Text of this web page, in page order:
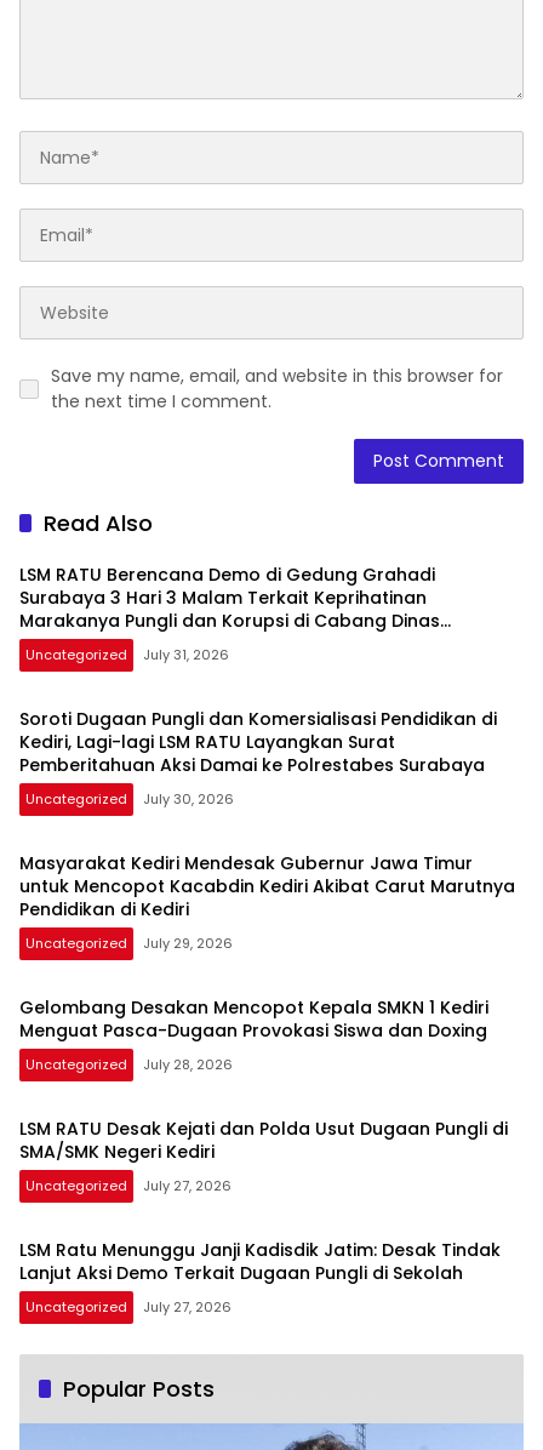
Save my name, email, and website in this browser for
the next time I comment.
Read Also
LSM RATU Berencana Demo di Gedung Grahadi
Surabaya 3 Hari 3 Malam Terkait Keprihatinan
Marakanya Pungli dan Korupsi di Cabang Dinas
Pendidikan Kediri
Uncategorized July 31, 2026
Soroti Dugaan Pungli dan Komersialisasi Pendidikan di
Kediri, Lagi-lagi LSM RATU Layangkan Surat
Pemberitahuan Aksi Damai ke Polrestabes Surabaya
Uncategorized July 30, 2026
Masyarakat Kediri Mendesak Gubernur Jawa Timur
untuk Mencopot Kacabdin Kediri Akibat Carut Marutnya
Pendidikan di Kediri
Uncategorized July 29, 2026
Gelombang Desakan Mencopot Kepala SMKN 1 Kediri
Menguat Pasca-Dugaan Provokasi Siswa dan Doxing
Uncategorized July 28, 2026
LSM RATU Desak Kejati dan Polda Usut Dugaan Pungli di
SMA/SMK Negeri Kediri
Uncategorized July 27, 2026
LSM Ratu Menunggu Janji Kadisdik Jatim: Desak Tindak
Lanjut Aksi Demo Terkait Dugaan Pungli di Sekolah
Uncategorized July 27, 2026
Popular Posts